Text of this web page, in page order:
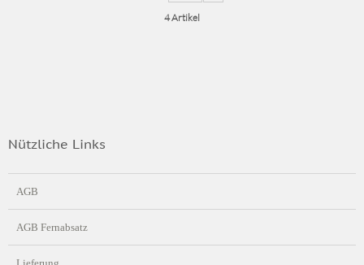
4 Artikel
Nützliche Links
AGB
AGB Fernabsatz